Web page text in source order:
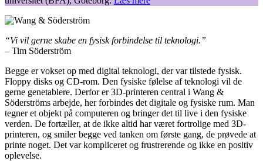
“Vi vil gerne skabe en fysisk forbindelse til teknologi.”
– Tim Söderström
Begge er vokset op med digital teknologi, der var tilstede fysisk.
Floppy disks og CD-rom. Den fysiske følelse af teknologi vil de
gerne genetablere. Derfor er 3D-printeren central i Wang &
Söderströms arbejde, her forbindes det digitale og fysiske rum. Man
tegner et objekt på computeren og bringer det til live i den fysiske
verden. De fortæller, at de ikke altid har været fortrolige med 3D-
printeren, og smiler begge ved tanken om første gang, de prøvede at
printe noget. Det var kompliceret og frustrerende og ikke en positiv
oplevelse.